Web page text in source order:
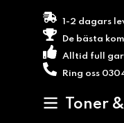
1-2 dagars
De bästa
Alltid full
Ring oss
Toner